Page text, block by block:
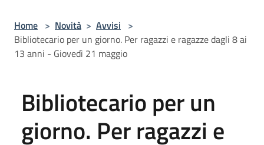
Home > Novità > Avvisi >
Bibliotecario per un giorno. Per ragazzi e ragazze dagli 8 ai
13 anni - Giovedì 21 maggio
Bibliotecario per un
giorno. Per ragazzi e